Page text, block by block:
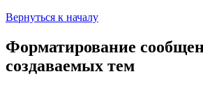
Вернуться к началу
Форматирование
создаваемых тем